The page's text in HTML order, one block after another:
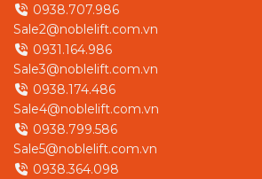
0938.707.986
Sale2@noblelift.com.vn
0931.164.986
Sale3@noblelift.com.vn
0938.174.486
Sale4@noblelift.com.vn
0938.799.586
Sale5@noblelift.com.vn
0938.364.098